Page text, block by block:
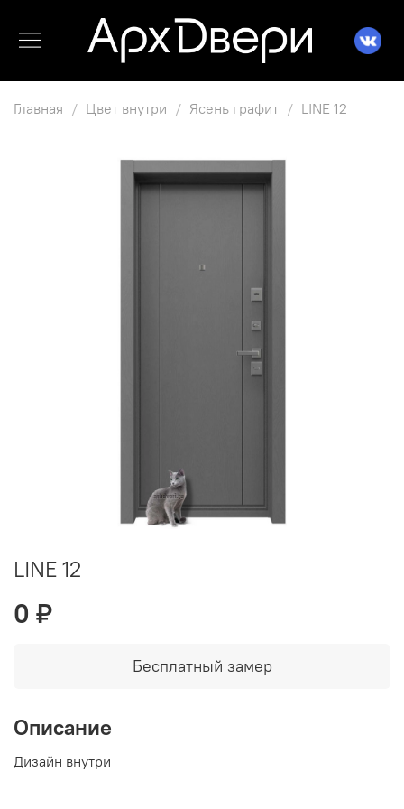
Главная Цвет внутри Ясень графит LINE 12
LINE 12
0 ₽
Бесплатный замер
Описание
Дизайн внутри